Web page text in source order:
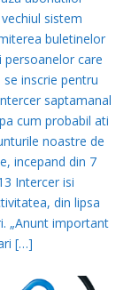
sistem
buletinelor
persoanelor care
inscrie pentru
saptamanal
cum probabil ati
noastre de
incepand din 7
Intercer isi
din lipsa
„Anunt important
[…]